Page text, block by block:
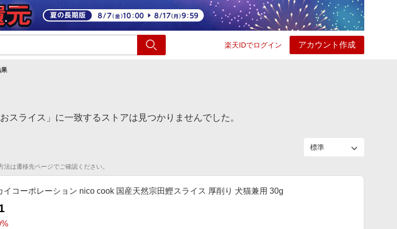
楽天IDでログイン アカウント作成
ング
果
スライス」に一致するストアは見つかりませんでした。
は遷移先ページでご確認ください。
イコーポレーション nico cook 国産天然宗田鰹スライス 厚削り 犬猫兼用 30g